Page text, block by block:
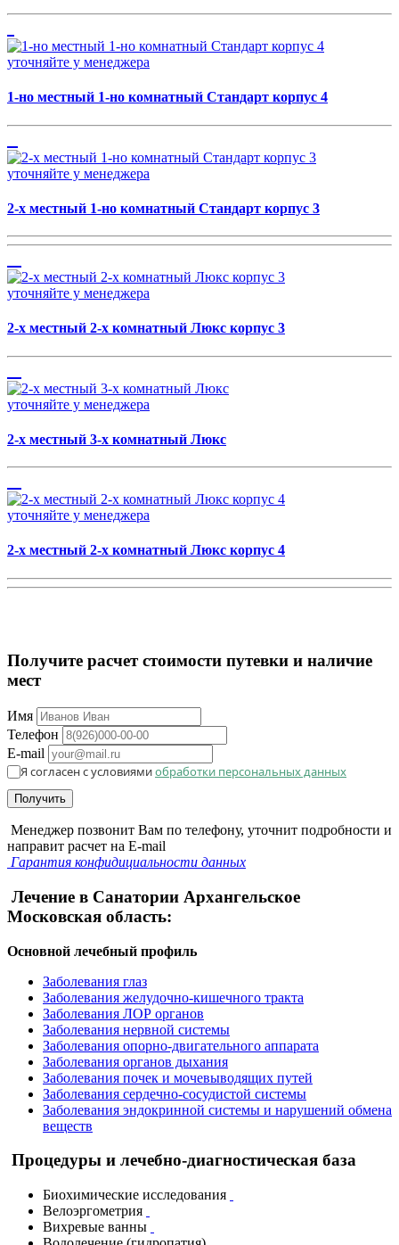
уточняйте у менеджера
1-но местный 1-но комнатный Стандарт корпус 4
уточняйте у менеджера
2-х местный 1-но комнатный Стандарт корпус 3
уточняйте у менеджера
2-х местный 2-х комнатный Люкс корпус 3
уточняйте у менеджера
2-х местный 3-х комнатный Люкс
уточняйте у менеджера
2-х местный 2-х комнатный Люкс корпус 4
Получите расчет стоимости путевки и наличие
мест
Имя
Телефон
E-mail
Я согласен с условиямиобработки персональных данных
Получить
Менеджер позвонит Вам по телефону, уточнит подробности и
направит расчет на E-mail
Гарантия конфидициальности данных
Лечение в Санатории Архангельское
Московская область:
Основной лечебный профиль
Заболевания глаз
Заболевания желудочно-кишечного тракта
Заболевания ЛОР органов
Заболевания нервной системы
Заболевания опорно-двигательного аппарата
Заболевания органов дыхания
Заболевания почек и мочевыводящих путей
Заболевания сердечно-сосудистой системы
Заболевания эндокринной системы и нарушений обмена
веществ
Процедуры и лечебно-диагностическая база
Биохимические исследования
Велоэргометрия
Вихревые ванны